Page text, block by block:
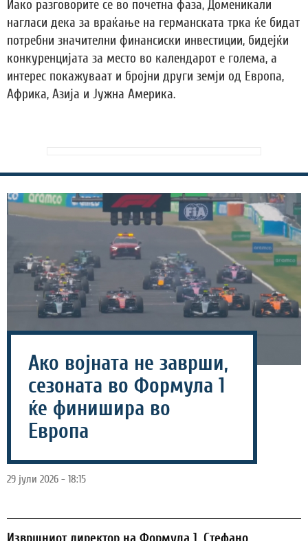
Иако разговорите се во почетна фаза, Доменикали
нагласи дека за враќање на германската трка ќе бидат
потребни значителни финансиски инвестиции, бидејќи
конкуренцијата за место во календарот е голема, а
интерес покажуваат и бројни други земји од Европа,
Африка, Азија и Јужна Америка.
Ако војната не заврши,
сезоната во Формула 1
ќе финишира во
Европа
29 јули 2026 - 18:15